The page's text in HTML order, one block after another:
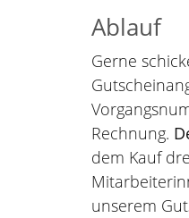
Ablauf
Gerne
Rechnung.
dem Kauf
unserem